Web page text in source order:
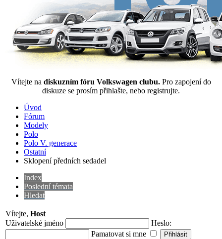
Vítejte na diskuzním fóru Volkswagen clubu. Pro zapojení do
diskuze se prosím přihlašte, nebo registrujte.
Úvod
Fórum
Modely
Polo
Polo V. generace
Ostatní
Sklopení předních sedadel
Index
Poslední témata
Hledat
Vítejte, Host
Uživatelské jméno
Heslo:
Pamatovat si mne